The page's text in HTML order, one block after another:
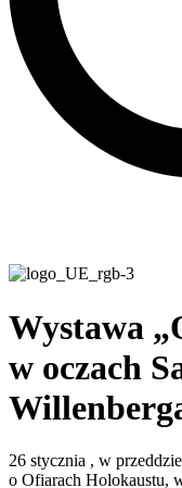
Wystawa
w oczach
26 stycznia , w
o Ofiarach Holokaustu,